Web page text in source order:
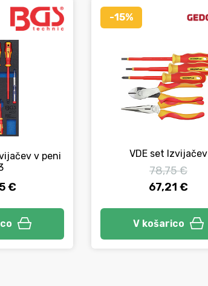
v peni
€
-15%
VDE set Izvijačev
78,75 €
67,21 €
V košarico